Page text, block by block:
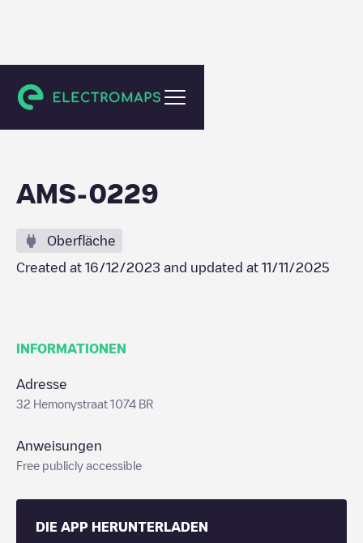
Amsterdam
AMS-0229
Oberfläche
Created at 16/12/2023 and updated at 11/11/2025
INFORMATIONEN
Adresse
32 Hemonystraat 1074 BR
Anweisungen
Free publicly accessible
DIE APP HERUNTERLADEN